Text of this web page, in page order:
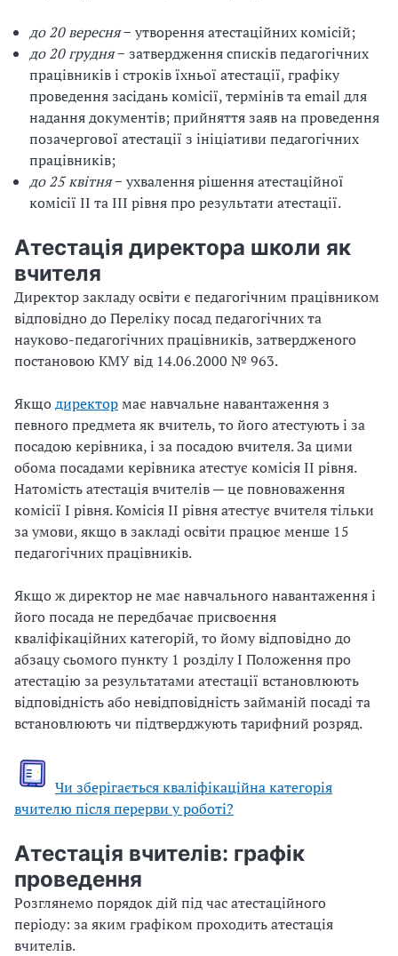
до 20 вересня− утворення атестаційних комісій;
до 20 грудня− затвердження списків педагогічних
працівників і строків їхньої атестації, графіку
проведення засідань комісії, термінів та email для
надання документів; прийняття заяв на проведення
позачергової атестації з ініціативи педагогічних
працівників;
до 25 квітня− ухвалення рішення атестаційної
комісії ІІ та ІІІ рівня про результати атестації.
Атестація директора школи як
вчителя
Директор закладу освіти є педагогічним працівником
відповідно до Переліку посад педагогічних та
науково-педагогічних працівників, затвердженого
постановою КМУ від 14.06.2000 № 963.
Якщодиректормає навчальне навантаження з
певного предмета як вчитель, то його атестують і за
посадою керівника, і за посадою вчителя. За цими
обома посадами керівника атестує комісія ІІ рівня.
Натомість атестація вчителів — це повноваження
комісії І рівня. Комісія ІІ рівня атестує вчителя тільки
за умови, якщо в закладі освіти працює менше 15
педагогічних працівників.
Якщо ж директор не має навчального навантаження і
його посада не передбачає присвоєння
кваліфікаційних категорій, то йому відповідно до
абзацу сьомого пункту 1 розділу І Положення про
атестацію за результатами атестації встановлюють
відповідність або невідповідність займаній посаді та
встановлюють чи підтверджують тарифний розряд.
Чи зберігається кваліфікаційна категорія
вчителю після перерви у роботі?
Атестація вчителів: графік
проведення
Розглянемо порядок дій під час атестаційного
періоду: за яким графіком проходить атестація
вчителів.